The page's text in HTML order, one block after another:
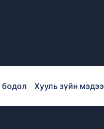
бодол Хууль зүйн мэдээ